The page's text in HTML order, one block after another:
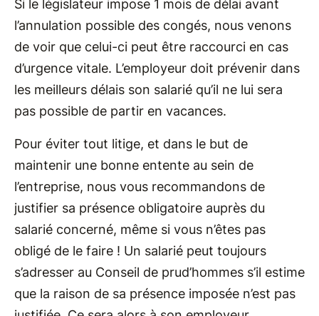
Si le législateur impose 1 mois de délai avant
l’annulation possible des congés, nous venons
de voir que celui-ci peut être raccourci en cas
d’urgence vitale. L’employeur doit prévenir dans
les meilleurs délais son salarié qu’il ne lui sera
pas possible de partir en vacances.
Pour éviter tout litige, et dans le but de
maintenir une bonne entente au sein de
l’entreprise, nous vous recommandons de
justifier sa présence obligatoire auprès du
salarié concerné, même si vous n’êtes pas
obligé de le faire ! Un salarié peut toujours
s’adresser au Conseil de prud’hommes s’il estime
que la raison de sa présence imposée n’est pas